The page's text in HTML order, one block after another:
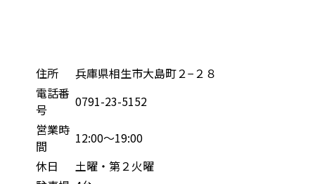
住所
兵庫県相生市大島町２−２８
電話番
号
0791-23-5152
営業時
間
12:00～19:00
休日
土曜・第２火曜